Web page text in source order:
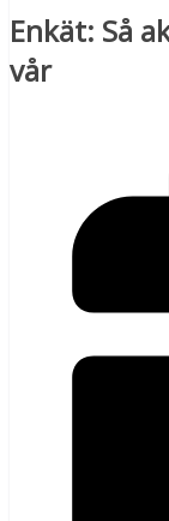
Enkät: Så
vår